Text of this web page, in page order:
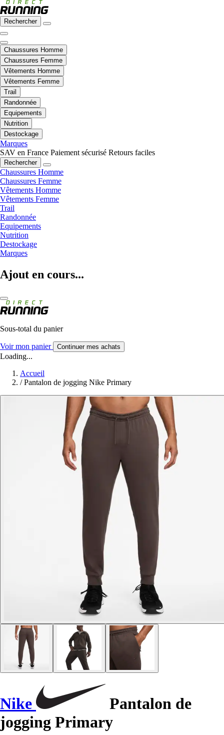
Rechercher
Chaussures Homme
Chaussures Femme
Vêtements Homme
Vêtements Femme
Trail
Randonnée
Equipements
Nutrition
Destockage
Marques
SAV en France Paiement sécurisé Retours faciles
Rechercher
Chaussures Homme
Chaussures Femme
Vêtements Homme
Vêtements Femme
Trail
Randonnée
Equipements
Nutrition
Destockage
Marques
Ajout en cours...
Sous-total du panier
Voir mon panier Continuer mes achats
Loading...
Accueil
/ Pantalon de jogging Nike Primary
Nike
Pantalon de
jogging Primary